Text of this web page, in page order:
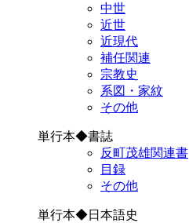
中世
近世
近現代
補任関連
宗教史
系図・家紋
その他
単行本◆書誌
反町茂雄関連書
目録
その他
単行本◆日本語史